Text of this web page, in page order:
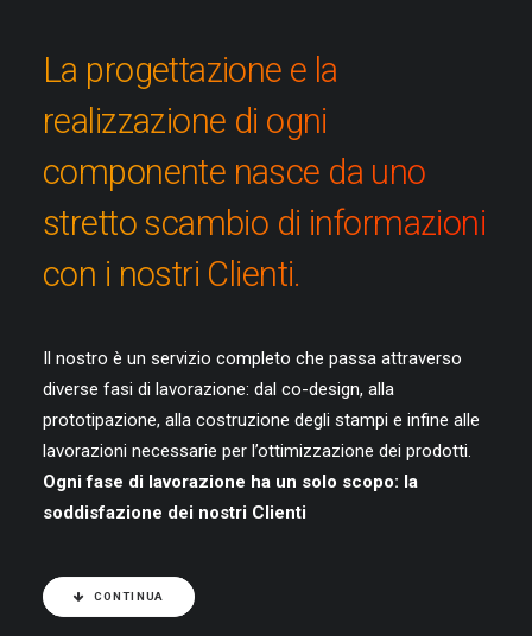
La progettazione e la
realizzazione di ogni
componente nasce da uno
stretto scambio di informazioni
con i nostri Clienti.
Il nostro è un servizio completo che passa attraverso
diverse fasi di lavorazione: dal co-design, alla
prototipazione, alla costruzione degli stampi e infine alle
lavorazioni necessarie per l’ottimizzazione dei prodotti.
Ogni fase di lavorazione ha un solo scopo: la
soddisfazione dei nostri Clienti
CONTINUA